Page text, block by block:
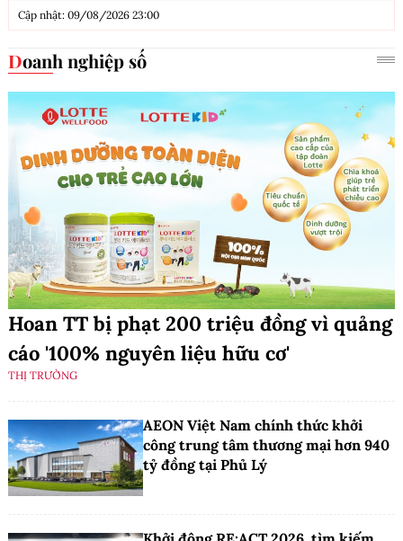
Cập nhật: 09/08/2026 23:00
Doanh nghiệp số
Hoan TT bị phạt 200 triệu đồng vì quảng
cáo '100% nguyên liệu hữu cơ'
THỊ TRƯỜNG
AEON Việt Nam chính thức khởi
công trung tâm thương mại hơn 940
tỷ đồng tại Phủ Lý